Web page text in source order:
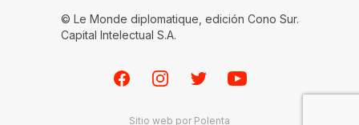
© Le Monde diplomatique, edición Cono Sur.
Capital Intelectual S.A.
FacebookInstagramTwitterYoutube
Sitio web por Polenta